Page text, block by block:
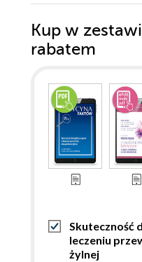
Kup w
rabatem
Skuteczność
leczeniu
żylnej